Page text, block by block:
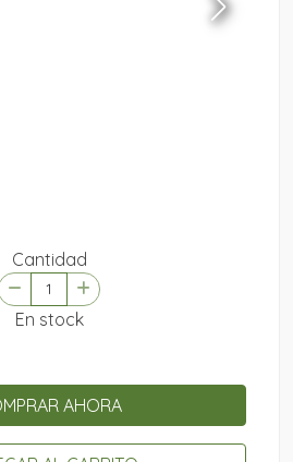
Cantidad
En stock
AHORA